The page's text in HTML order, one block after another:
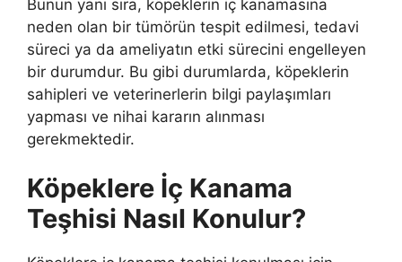
Bunun yanı sıra, köpeklerin iç kanamasına
neden olan bir tümörün tespit edilmesi, tedavi
süreci ya da ameliyatın etki sürecini engelleyen
bir durumdur. Bu gibi durumlarda, köpeklerin
sahipleri ve veterinerlerin bilgi paylaşımları
yapması ve nihai kararın alınması
gerekmektedir.
Köpeklere İç Kanama
Teşhisi Nasıl Konulur?